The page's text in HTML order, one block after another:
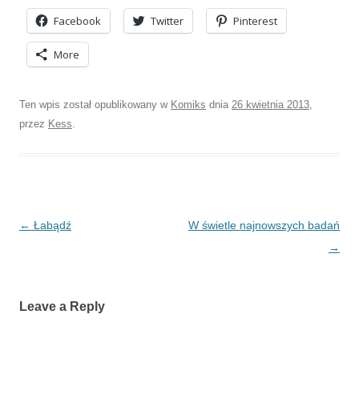
Facebook Twitter Pinterest
More
Ten wpis został opublikowany w Komiks dnia 26 kwietnia 2013
przez Kess
Nawigacja
← Łabądź
W świetle najnowszych badań
→
Leave a Reply